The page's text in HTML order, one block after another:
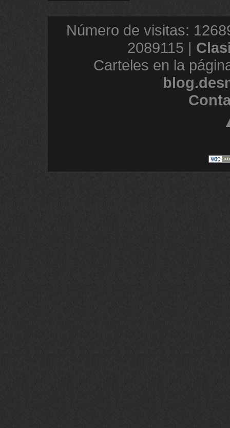
Número de visitas:
2089115 |
Carteles en la